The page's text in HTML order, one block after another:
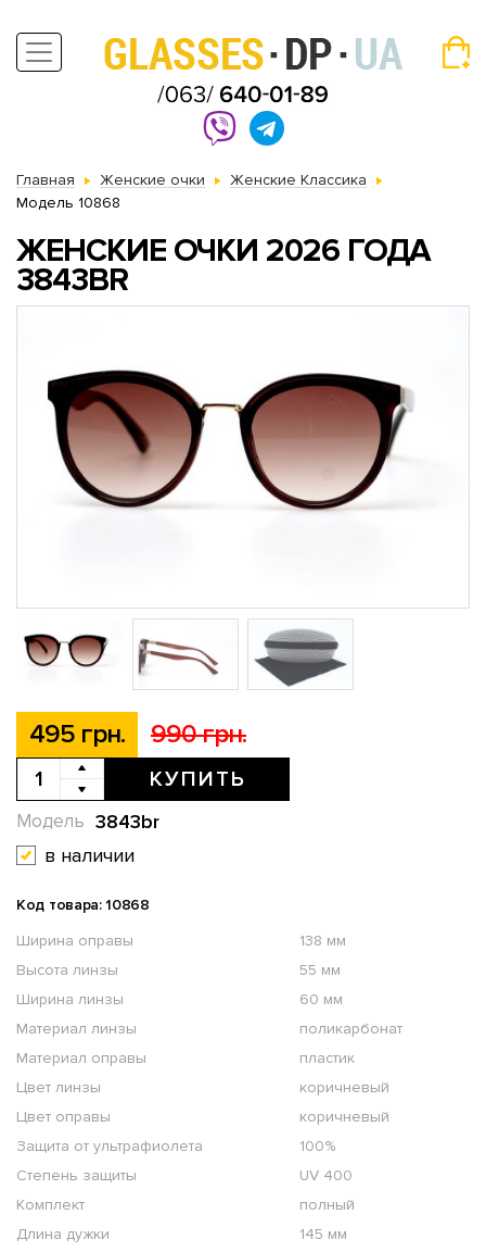
Главная Женские очки
Женские Классика
Модель 10868
ЖЕНСКИЕ ОЧКИ 2026 ГОДА
3843BR
495 грн. 990 грн.
КУПИТЬ
3843br
Модель
в наличии
Код товара: 10868
Ширина оправы
138 мм
Высота линзы
55 мм
Ширина линзы
60 мм
Материал линзы
поликарбонат
Материал оправы
пластик
Цвет линзы
коричневый
Цвет оправы
коричневый
Защита от ультрафиолета
100%
Степень защиты
UV 400
Комплект
полный
Длина дужки
145 мм